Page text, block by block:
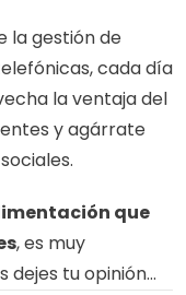
la gestión de
cada día
la ventaja del
y agárrate
que
, es muy
dejes tu opinión…